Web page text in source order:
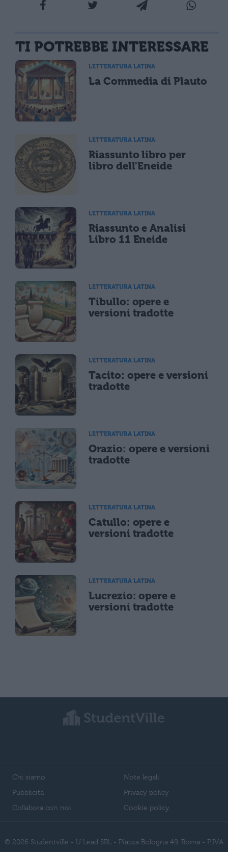
TI POTREBBE INTERESSARE
LETTERATURA LATINA
La Commedia di Plauto
LETTERATURA LATINA
Riassunto libro per
libro dell'Eneide
LETTERATURA LATINA
Riassunto e Analisi
Libro 11 Eneide
LETTERATURA LATINA
Tibullo: opere e
versioni tradotte
LETTERATURA LATINA
Tacito: opere e versioni
tradotte
LETTERATURA LATINA
Orazio: opere e versioni
tradotte
LETTERATURA LATINA
Catullo: opere e
versioni tradotte
LETTERATURA LATINA
Lucrezio: opere e
versioni tradotte
Chi siamo
Pubblicità
Collabora con noi
Note legali
Privacy policy
Cookie policy
© 2026 Studentville - U Lead SRL - Piazza Bologna 49, Roma - P.IVA